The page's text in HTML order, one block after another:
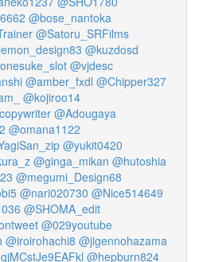
@bose_nantoka
@Satoru_SRFilms
@kuzdosd
@vjdesc
@amber_fxdl @Chipper327
@kojiroo14
@Adougaya
@omana1122
@yukit0420
@ginga_mikan @hutoshia
@megumi_Design68
@nari020730 @Nice514649
@SHOMA_edit
@029youtube
@iroirohachi8 @jigennohazama
@hepburn824